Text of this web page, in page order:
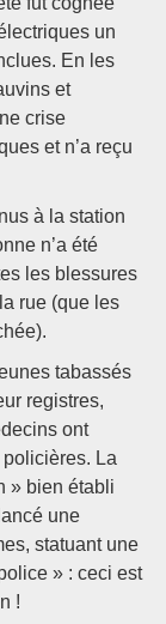
un
En les
et
crise
et n’a reçu
à la station
n’a été
les blessures
rue (que les
tabassés
registres,
ont
La
» bien établi
une
statuant une
» : ceci est
!